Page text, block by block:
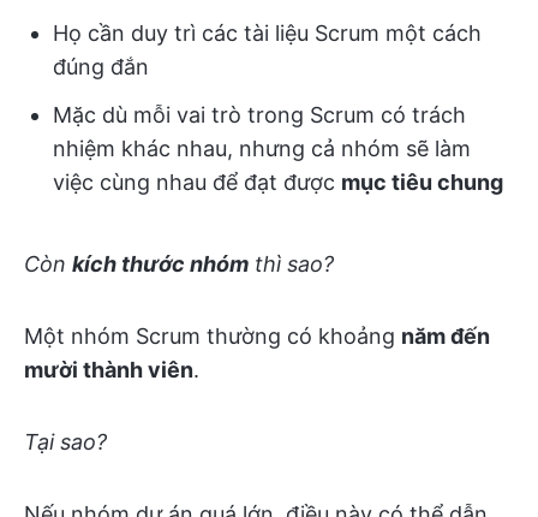
Họ cần duy trì các tài liệu Scrum một cách
đúng đắn
Mặc dù mỗi vai trò trong Scrum có trách
nhiệm khác nhau, nhưng cả nhóm sẽ làm
việc cùng nhau để đạt được mục tiêu chung
Còn kích thước nhóm thì sao?
Một nhóm Scrum thường có khoảng năm đến
mười thành viên.
Tại sao?